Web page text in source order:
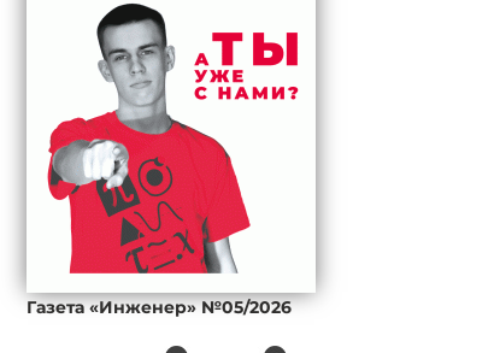
Газета «Инженер» №05/2026